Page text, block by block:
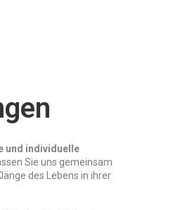
und individuelle
Sie uns gemeinsam
des Lebens in ihrer